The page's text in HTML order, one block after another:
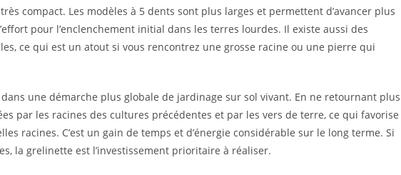
compact. Les modèles à 5 dents sont plus larges et permettent d’avancer plus
pour l’enclenchement initial dans les terres lourdes. Il existe aussi des
ce qui est un atout si vous rencontrez une grosse racine ou une pierre qui
dans une démarche plus globale de jardinage sur sol vivant. En ne retournant plus
par les racines des cultures précédentes et par les vers de terre, ce qui favorise
racines. C’est un gain de temps et d’énergie considérable sur le long terme. Si
la grelinette est l’investissement prioritaire à réaliser.